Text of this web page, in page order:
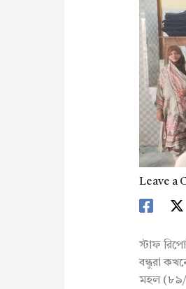
Leave a
স্টাফ
বন্ধুরা
মহল (৮৯/